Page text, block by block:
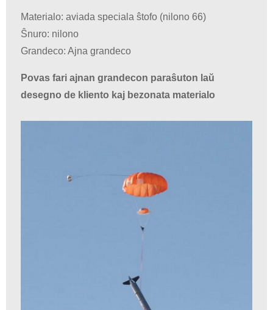
Materialo: aviada speciala ŝtofo (nilono 66)
Ŝnuro: nilono
Grandeco: Ajna grandeco
Povas fari ajnan grandecon paraŝuton laŭ
desegno de kliento kaj bezonata materialo